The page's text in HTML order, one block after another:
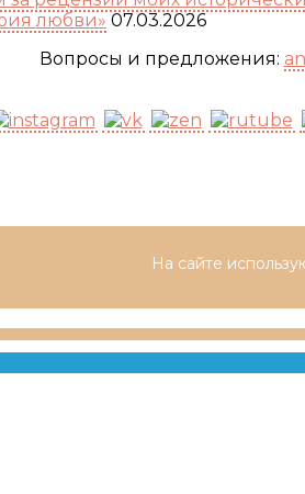
любви» 07.03.2026
Вопросы и предложения:
На сайте